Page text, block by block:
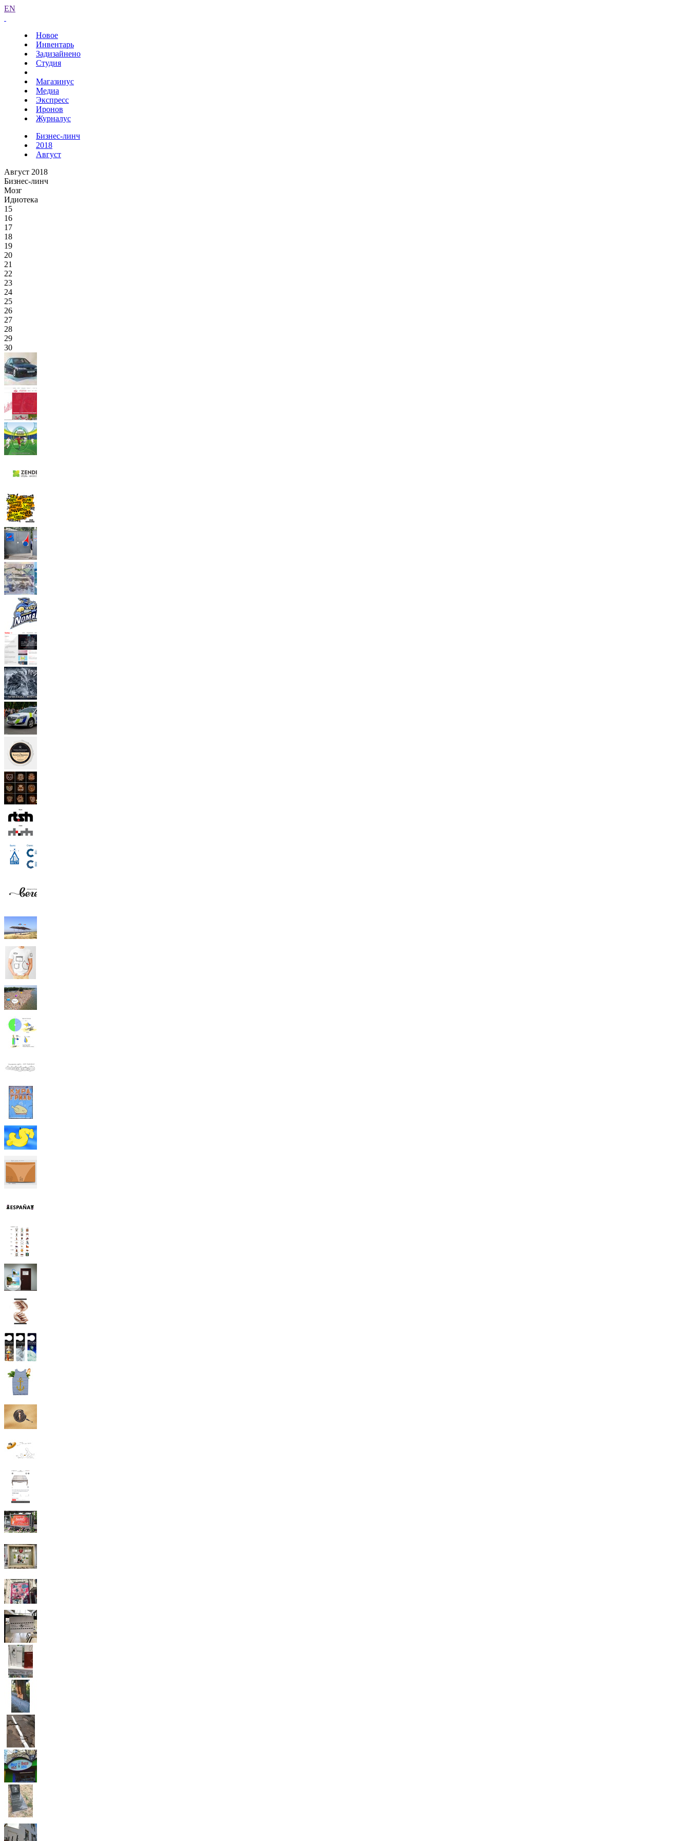
EN
Новое
Инвентарь
Задизайнено
Студия
Магазинус
Медиа
Экспресс
Иронов
Журналус
Бизнес-линч
2018
Август
Август 2018
Бизнес-линч
Мозг
Идиотека
15
16
17
18
19
20
21
22
23
24
25
26
27
28
29
30